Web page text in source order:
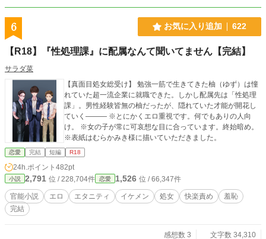
6 お気に入り追加 622
【R18】『性処理課』に配属なんて聞いてません【完結】
サラダ菜
【真面目処女総受け】 勉強一筋で生きてきた柚（ゆず）は憧
れていた超一流企業に就職できた。しかし配属先は「性処理
課」。男性経験皆無の柚だったが、隠れていた才能が開花し
ていく――― ※とにかくエロ重視です。何でもありの人向
け。 ※女の子が常に可哀想な目に合っています。終始暗め。
※表紙はむらかみき様に描いていただきました。
恋愛 完結 短編 R18
24h.ポイント 482pt
小説 2,791 位 / 228,704件 恋愛 1,526 位 / 66,347件
官能小説 エロ エタニティ イケメン 処女 快楽責め
羞恥
完結
感想数 3 文字数 34,310